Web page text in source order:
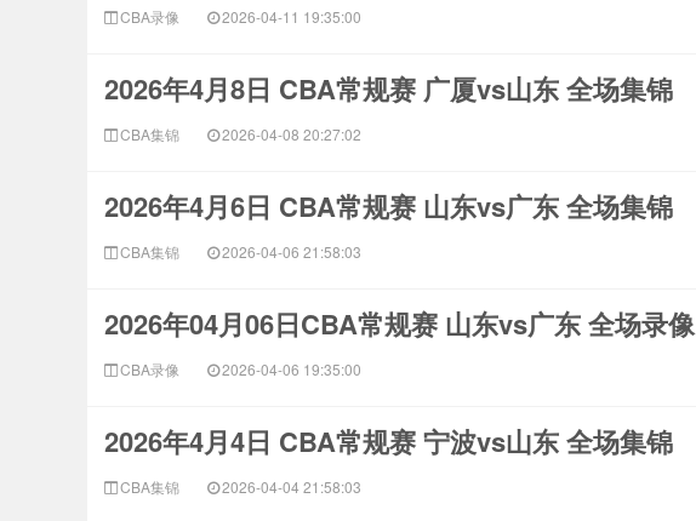
CBA录像 2026-04-11 19:35:00
2026年4月8日 CBA常规赛 广厦vs山东 全场集锦
CBA集锦 2026-04-08 20:27:02
2026年4月6日 CBA常规赛 山东vs广东 全场集锦
CBA集锦 2026-04-06 21:58:03
2026年04月06日CBA常规赛 山东vs广东 全场录像
CBA录像 2026-04-06 19:35:00
2026年4月4日 CBA常规赛 宁波vs山东 全场集锦
CBA集锦 2026-04-04 21:58:03